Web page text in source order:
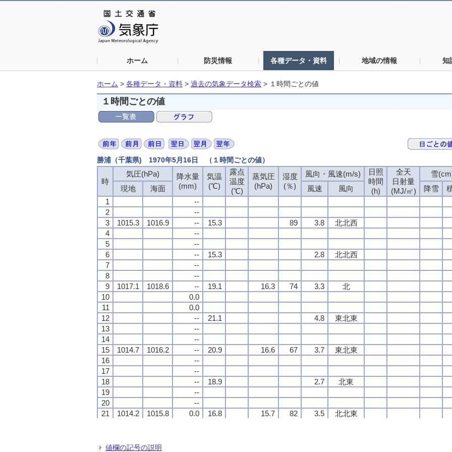
ホーム 防災情報 各種データ・資料 地域の情報 知
ホーム > 各種データ・資料 > 過去の気象データ検索 > １時間ごとの値
１時間ごとの値
勝浦（千葉県) 1970年5月16日 （１時間ごとの値）
時
気圧(hPa)
降水量
(mm)
気温
(℃)
露点
温度
(℃)
蒸気圧
(hPa)
湿度
(％)
風向・風速(m/s)
日照
時間
(h)
全天
日射量
(MJ/㎡)
雪
現地 海面 風速 風向 降雪
1
--
2
--
3
1015.3 1016.9 -- 15.3 89 3.8
北北西
4
--
5
--
6
-- 15.3 2.8
北北西
7
--
8
--
9
1017.1 1018.6 -- 19.1 16.3 74 3.3 北
10
0.0
11
0.0
12
-- 21.1 4.8
東北東
13
--
14
--
15
1014.7 1016.2 -- 20.9 16.6 67 3.7 東北東
16
--
17
--
18
-- 18.9 2.7
北東
19
--
20
--
21
1014.2 1015.8 0.0 16.8 15.7 82 3.5 北北東
24
時
気圧(hPa)
降水量
(mm)
気温
(℃)
露点
温度
(℃)
蒸気圧
(hPa)
湿度
(％)
風向・風速(m/s)
日照
時間
(h)
全天
日射量
(MJ/㎡)
雪
現地 海面 風速 風向 降雪
1
--
2
--
3
1015.3 1016.9 -- 15.3 89 3.8
北北西
4
--
5
--
6
-- 15.3 2.8
北北西
7
--
8
--
9
1017.1 1018.6 -- 19.1 16.3 74 3.3 北
10
0.0
11
0.0
12
-- 21.1 4.8
東北東
13
--
14
--
15
1014.7 1016.2 -- 20.9 16.6 67 3.7 東北東
16
--
17
--
18
-- 18.9 2.7
北東
19
--
20
--
21
1014.2 1015.8 0.0 16.8 15.7 82 3.5 北北東
24
時
気圧(hPa)
降水量
(mm)
気温
(℃)
露点
温度
(℃)
蒸気圧
(hPa)
湿度
(％)
風向・風速(m/s)
日照
時間
(h)
全天
日射量
(MJ/㎡)
雪
現地 海面 風速 風向 降雪
1
--
2
--
3
1015.3 1016.9 -- 15.3 89 3.8
北北西
4
--
5
--
6
-- 15.3 2.8
北北西
7
--
8
--
9
1017.1 1018.6 -- 19.1 16.3 74 3.3 北
10
0.0
11
0.0
12
-- 21.1 4.8
東北東
13
--
14
--
15
1014.7 1016.2 -- 20.9 16.6 67 3.7 東北東
16
--
17
--
18
-- 18.9 2.7
北東
19
--
20
--
21
1014.2 1015.8 0.0 16.8 15.7 82 3.5 北北東
24
時
気圧(hPa)
降水量
(mm)
気温
(℃)
露点
温度
(℃)
蒸気圧
(hPa)
湿度
(％)
風向・風速(m/s)
日照
時間
(h)
全天
日射量
(MJ/㎡)
雪
現地 海面 風速 風向 降雪
1
--
2
--
3
1015.3 1016.9 -- 15.3 89 3.8
北北西
4
--
5
--
6
-- 15.3 2.8
北北西
7
--
8
--
9
1017.1 1018.6 -- 19.1 16.3 74 3.3 北
10
0.0
11
0.0
12
-- 21.1 4.8
東北東
13
--
14
--
15
1014.7 1016.2 -- 20.9 16.6 67 3.7 東北東
16
--
17
--
18
-- 18.9 2.7
北東
19
--
20
--
21
1014.2 1015.8 0.0 16.8 15.7 82 3.5 北北東
24
値欄の記号の説明